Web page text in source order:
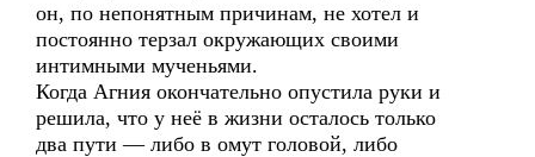
он, по непонятным причинам, не хотел и
постоянно терзал окружающих своими
интимными мученьями.
Когда Агния окончательно опустила руки и
решила, что у неё в жизни осталось только
два пути — либо в омут головой, либо